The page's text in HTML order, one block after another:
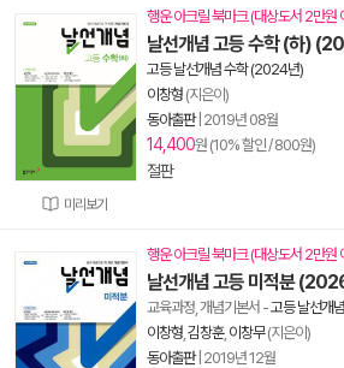
미리보기
행운 아크릴 북마크 (대상도서 2만원
날선개념 고등 수학 (하)
고등 날선개념 수학 (2024년)
이창형 (지은이)
동아출판| 2019년 08월
14,400원 (10% 할인 / 800원)
절판
행운 아크릴 북마크 (대상도서 2만원
날선개념 고등 미적분
교육과정, 개념기본서 -고등 날선개
이창형 김창훈, 이창무(지은이)
동아출판| 2019년 12월